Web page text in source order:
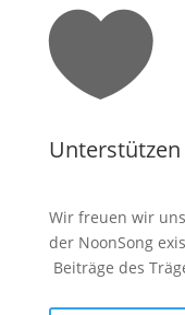

Unterstützen
Wir freuen wir
der NoonSong
Beiträge des